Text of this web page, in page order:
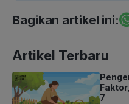
Bagikan artikel ini:
Artikel Terbaru
7